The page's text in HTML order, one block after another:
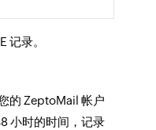
记录。
的 ZeptoMail 帐户
小时的时间，记录